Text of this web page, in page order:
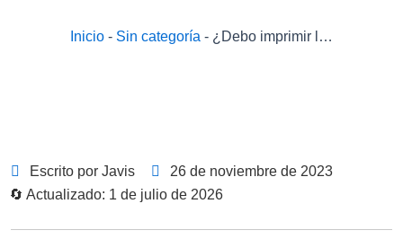
Inicio- Sin categoría - ¿Debo imprimir los libros en Estados Unidos o en China?
Escrito por Javis
26 de noviembre de 2023
🔄 Actualizado: 1 de julio de 2026